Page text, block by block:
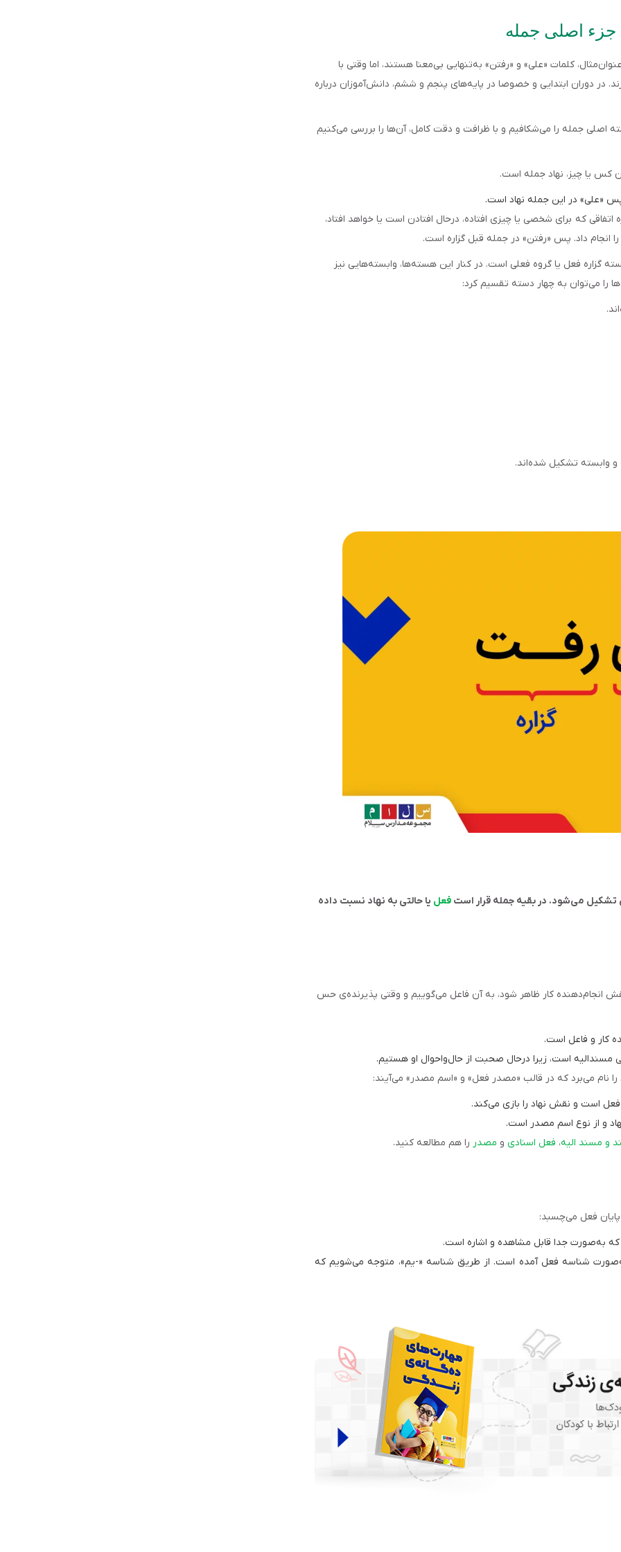
می‌شوند. به‌عنوان‌مثال، کلمات «علی» و «رفتن» به‌تنهایی بی‌معنا هستند، اما وقتی با
در دوران ابتدایی و خصوصا در پایه‌های پنجم و ششم، دانش‌آموزان درباره
دو مفهوم دقیقا چه هستند؟ ما در ادامه، این ۲ هسته اصلی جمله را می‌شکافیم و با ظرافت و دقت کامل، آن‌ها را بررسی می‌کنیم
کس یا چیز، نهاد جمله است.
«علی» در این جمله نهاد است.
که برای شخصی یا چیزی افتاده، درحال افتادن است یا خواهد افتاد،
انجام داد. پس «رفتن» در جمله قبل گزاره‌ است.
فعل یا گروه فعلی است. در کنار این هسته‌ها، وابسته‌هایی نیز
را می‌توان به چهار دسته تقسیم کرد:
تشکیل می‌شود. در بقیه جمله قرار است فعل یا حالتی به نهاد نسبت داده
نهاد در نقش انجام‌دهنده کار ظاهر شود، به آن فاعل می‌گوییم و وقتی پذیرنده‌ی حس
کار و فاعل است.
است، زیرا درحال صحبت از حال‌واحوال او هستیم.
است و نقش نهاد را بازی می‌کند.
و از نوع اسم مصدر است.
و مسند الیه، فعل اسنادی و مصدر را هم مطالعه کنید.
فعل می‌چسبد:
که به‌صورت جدا قابل مشاهده و اشاره است.
به‌صورت شناسه فعل آمده است. از طریق شناسه «-یم»، متوجه‌ می‌شویم که